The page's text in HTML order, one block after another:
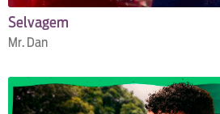
Selvagem
Mr. Dan